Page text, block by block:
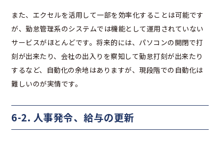
また、エクセルを活用して一部を効率化することは可能です
が、勤怠管理系のシステムでは機能として運用されていない
サービスがほとんどです。将来的には、パソコンの開閉で打
刻が出来たり、会社の出入りを察知して勤怠打刻が出来たり
するなど、自動化の余地はありますが、現段階での自動化は
難しいのが実情です。
6-2. 人事発令、給与の更新